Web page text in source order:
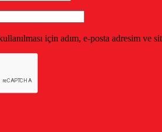
için adım, e-posta adresim ve